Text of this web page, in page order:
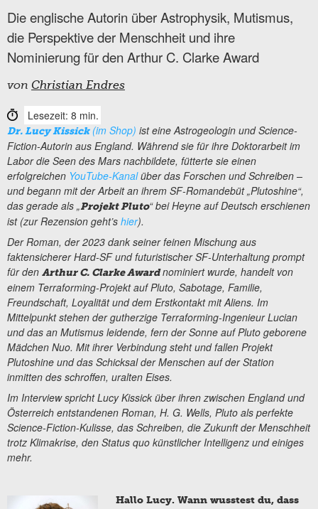
Die englische Autorin über Astrophysik, Mutismus,
die Perspektive der Menschheit und ihre
Nominierung für den Arthur C. Clarke Award
von Christian Endres
Lesezeit: 8 min.
Dr. Lucy Kissick(im Shop) ist eine Astrogeologin und Science-
Fiction-Autorin aus England. Während sie für ihre Doktorarbeit im
Labor die Seen des Mars nachbildete, fütterte sie einen
erfolgreichen YouTube-Kanalüber das Forschen und Schreiben –
und begann mit der Arbeit an ihrem SF-Romandebüt „Plutoshine“,
das gerade als „Projekt Pluto“ bei Heyne auf Deutsch erschienen
ist (zur Rezension geht’s hier).
Der Roman, der 2023 dank seiner feinen Mischung aus
faktensicherer Hard-SF und futuristischer SF-Unterhaltung prompt
für den Arthur C. Clarke Awardnominiert wurde, handelt von
einem Terraforming-Projekt auf Pluto, Sabotage, Familie,
Freundschaft, Loyalität und dem Erstkontakt mit Aliens. Im
Mittelpunkt stehen der gutherzige Terraforming-Ingenieur Lucian
und das an Mutismus leidende, fern der Sonne auf Pluto geborene
Mädchen Nuo. Mit ihrer Verbindung steht und fallen Projekt
Plutoshine und das Schicksal der Menschen auf der Station
inmitten des schroffen, uralten Eises.
Im Interview spricht Lucy Kissick über ihren zwischen England und
Österreich entstandenen Roman, H. G. Wells, Pluto als perfekte
Science-Fiction-Kulisse, das Schreiben, die Zukunft der Menschheit
trotz Klimakrise, den Status quo künstlicher Intelligenz und einiges
mehr.
Hallo Lucy. Wann wusstest du, dass